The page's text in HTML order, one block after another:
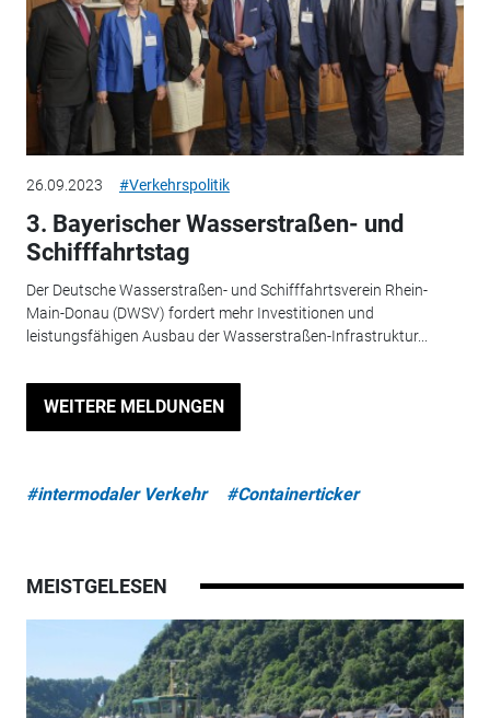
26.09.2023 #Verkehrspolitik
3. Bayerischer Wasserstraßen- und
Schifffahrtstag
Der Deutsche Wasserstraßen- und Schifffahrtsverein Rhein-
Main-Donau (DWSV) fordert mehr Investitionen und
leistungsfähigen Ausbau der Wasserstraßen-Infrastruktur...
WEITERE MELDUNGEN
#intermodaler Verkehr #Containerticker
MEISTGELESEN